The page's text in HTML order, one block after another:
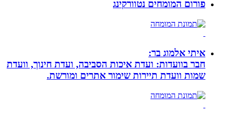
פורום המומחים נטוורקינג
איתי אלמוג בר:
חבר בוועדות: ועדת איכות הסביבה, ועדת חינוך, וועדת
שמות וועדת תיירות שימור אתרים ומורשת.